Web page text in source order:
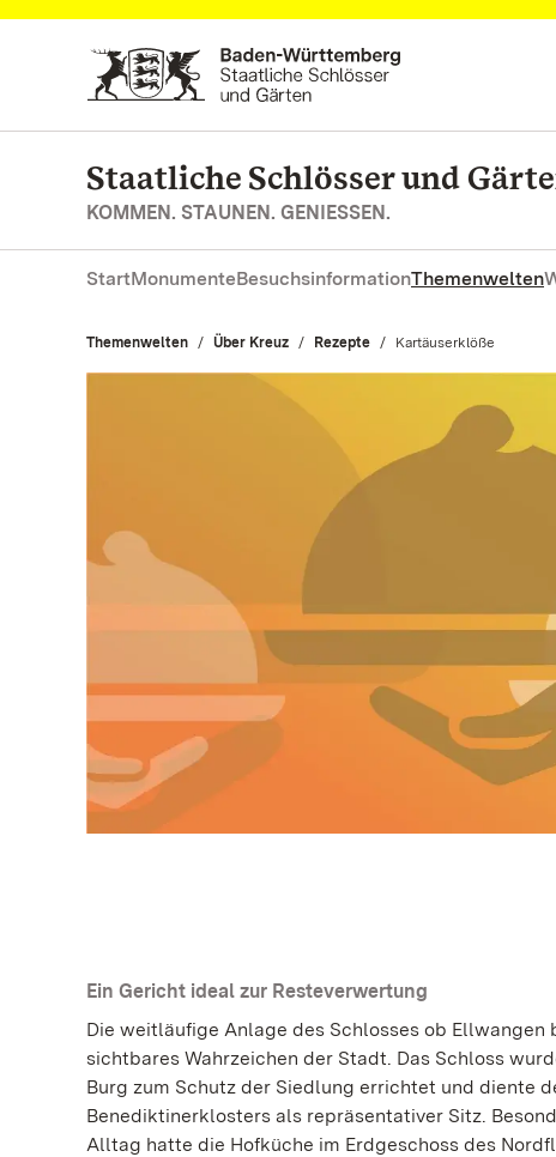
Zum Hauptinhalt springen
Staatliche Schlösser und
KOMMEN. STAUNEN. GENIESSEN.
StartMonumenteBesuchsinformationThemenwelten
Themenwelten Über Kreuz Rezepte Aktuell:
Kartäuserklöße
Ein Gericht ideal zur Resteverwertung
Die weitläufige Anlage des Schlosses ob Ellwangen
sichtbares Wahrzeichen der Stadt. Das Schloss
Burg zum Schutz der Siedlung errichtet und diente
Benediktinerklosters als repräsentativer Sitz.
Alltag hatte die Hofküche im Erdgeschoss des